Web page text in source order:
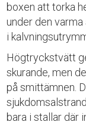
boxen att torka
under den
i
Högtryckstvätt
skurande, men
på smittämnen.
bara i stallar där